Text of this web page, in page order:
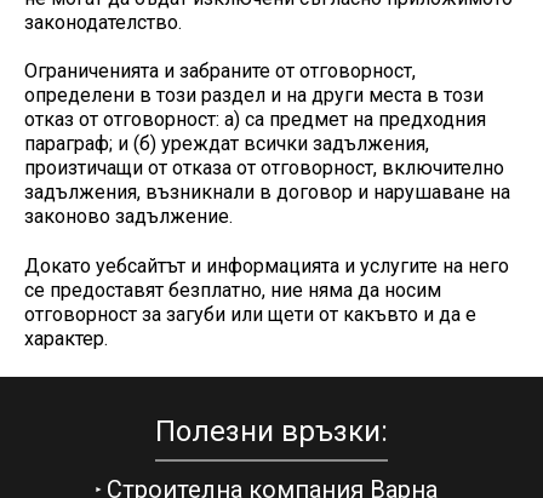
законодателство.
Ограниченията и забраните от отговорност,
определени в този раздел и на други места в този
отказ от отговорност: а) са предмет на предходния
параграф; и (б) уреждат всички задължения,
произтичащи от отказа от отговорност, включително
задължения, възникнали в договор и нарушаване на
законово задължение.
Докато уебсайтът и информацията и услугите на него
се предоставят безплатно, ние няма да носим
отговорност за загуби или щети от какъвто и да е
характер.
Полезни връзки:
Строителна компания Варна